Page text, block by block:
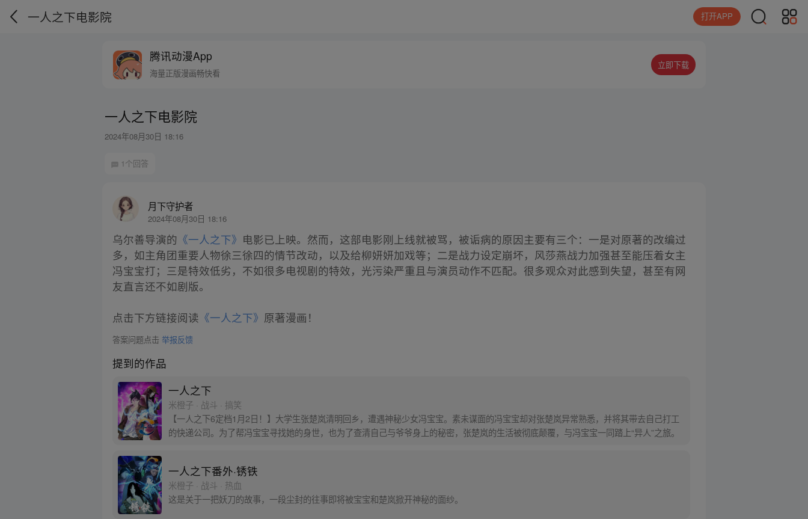
一人之下电影院 打开APP
腾讯动漫App
海量正版漫画畅快看
立即下载
一人之下电影院
2024年08月30日 18:16
1个回答
月下守护者
2024年08月30日 18:16
乌尔善导演的 《一人之下》 电影已上映。然而，这部电影刚上线就被骂，被诟病的原因主要有三个：一是对原著的改编过
多，如主角团重要人物徐三徐四的情节改动，以及给柳妍妍加戏等；二是战力设定崩坏，风莎燕战力加强甚至能压着女主
冯宝宝打；三是特效低劣，不如很多电视剧的特效，光污染严重且与演员动作不匹配。很多观众对此感到失望，甚至有网
友直言还不如剧版。
点击下方链接阅读 《一人之下》 原著漫画！
答案问题点击举报反馈
提到的作品
一人之下
米橙子 · 战斗 · 搞笑
【一人之下6定档1月2日！】大学生张楚岚清明回乡，遭遇神秘少女冯宝宝。素未谋面的冯宝宝却对张楚岚异常熟悉，并将其带去自己打工
的快递公司。为了帮冯宝宝寻找她的身世，也为了查清自己与爷爷身上的秘密，张楚岚的生活被彻底颠覆，与冯宝宝一同踏上“异人”之旅。
一人之下番外·锈铁
米橙子 · 战斗 · 热血
这是关于一把妖刀的故事，一段尘封的往事即将被宝宝和楚岚掀开神秘的面纱。